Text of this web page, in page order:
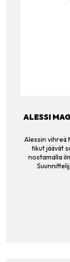
ALESSI
Alessin vihreä
tikut jäävät
nostamalla